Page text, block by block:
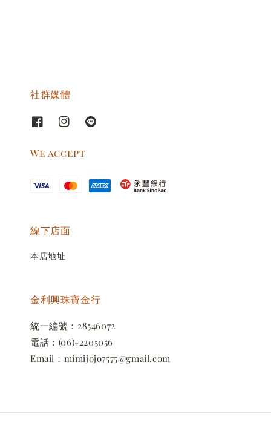
社群媒體
We accept
線下店面
本店地址
金利興珠寶金行
統一編號：28546072
電話：(06)-2205056
Email：mimijojo7575@gmail.com